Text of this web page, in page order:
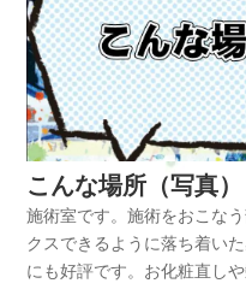
こんな場所（写真）
施術室です。施術をおこな
クスできるように落ち着い
にも好評です。お化粧直し